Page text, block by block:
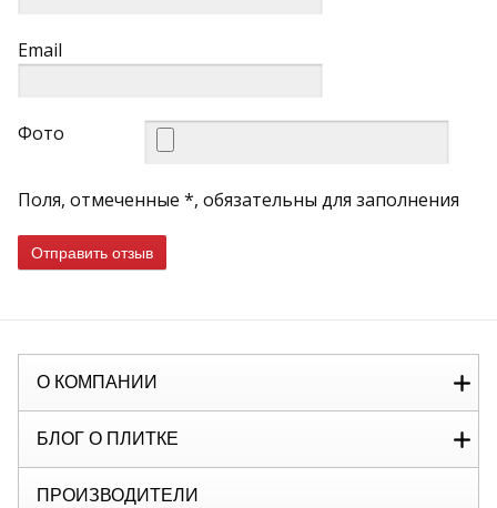
Email
Фото
Поля, отмеченные *, обязательны для заполнения
Отправить отзыв
О КОМПАНИИ
БЛОГ О ПЛИТКЕ
ПРОИЗВОДИТЕЛИ